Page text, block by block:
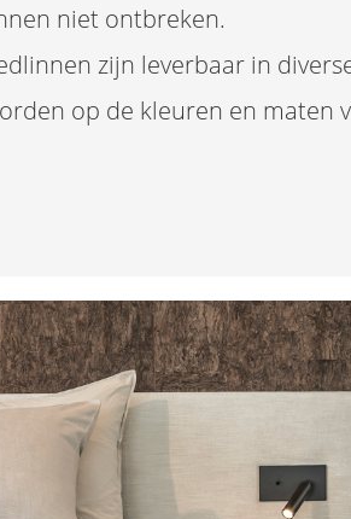
niet ontbreken.
zijn leverbaar in
op de kleuren en maten